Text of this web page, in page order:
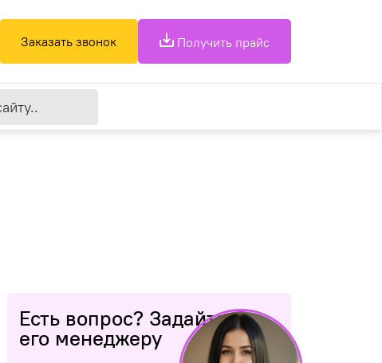
Заказать звонок Получить прайс
Есть вопрос? Задайте
его менеджеру